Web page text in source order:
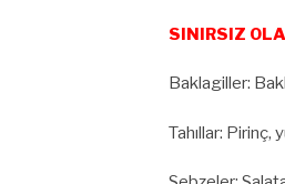
SINIRSIZ
Baklagiller:
Tahıllar: Pirinç,